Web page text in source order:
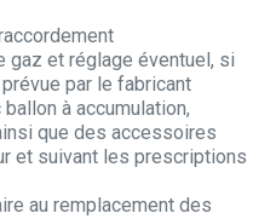
et réglage éventuel, si
par le fabricant
à accumulation,
que des accessoires
et suivant les prescriptions
au remplacement des